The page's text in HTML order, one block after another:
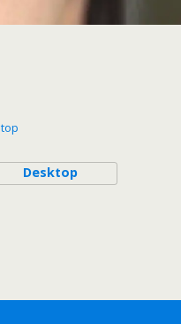
Desktop